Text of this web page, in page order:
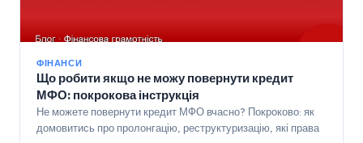
ФІНАНСИ
Що робити якщо не можу повернути кредит
МФО: покрокова інструкція
Не можете повернути кредит МФО вчасно? Покроково: як
домовитись про пролонгацію, реструктуризацію, які права